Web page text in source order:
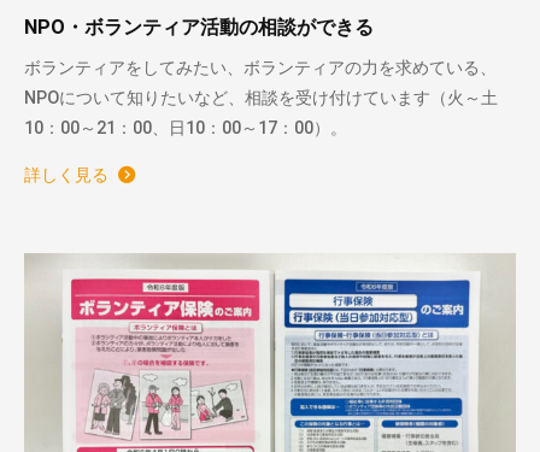
NPO・ボランティア活動の相談ができる
ボランティアをしてみたい、ボランティアの力を求めている、
NPOについて知りたいなど、相談を受け付けています（火～土
10：00～21：00、日10：00～17：00）。
詳しく見る